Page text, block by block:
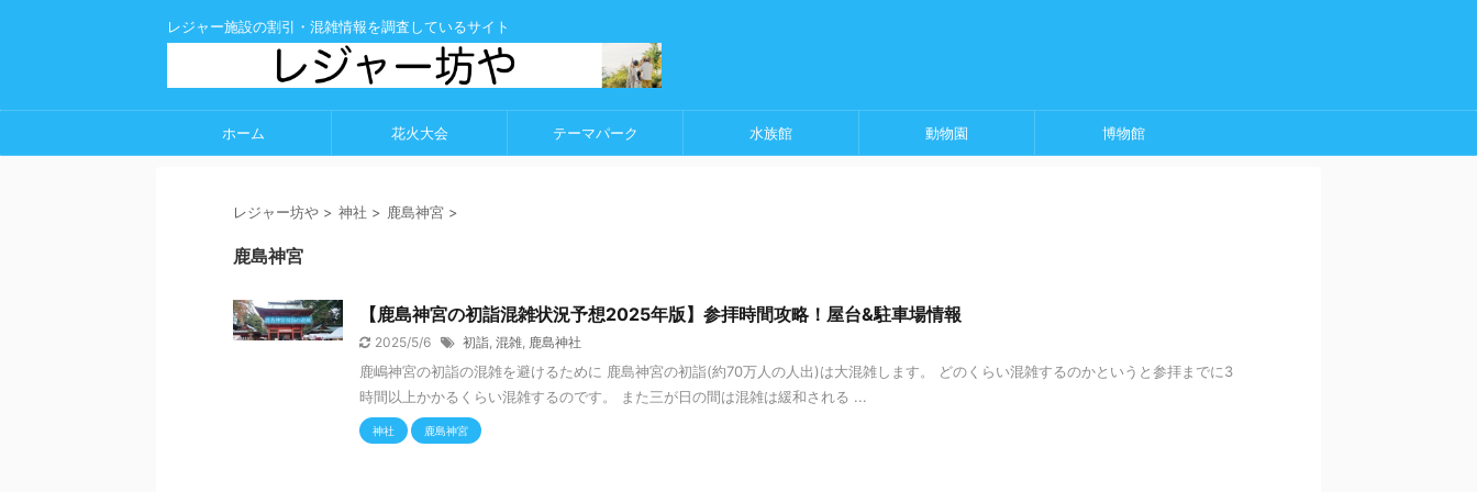
レジャー施設の割引・混雑情報を調査しているサイト
ホーム 花火大会 テーマパーク 水族館 動物園 博物館
レジャー坊や > 神社 > 鹿島神宮 >
鹿島神宮
【鹿島神宮の初詣混雑状況予想2025年版】参拝時間攻略！屋台&駐車場情報
2025/5/6 初詣 混雑 鹿島神社
鹿嶋神宮の初詣の混雑を避けるために 鹿島神宮の初詣(約70万人の人出)は大混雑します。 どのくらい混雑するのかというと参拝までに3
時間以上かかるくらい混雑するのです。 また三が日の間は混雑は緩和される ...
神社 鹿島神宮